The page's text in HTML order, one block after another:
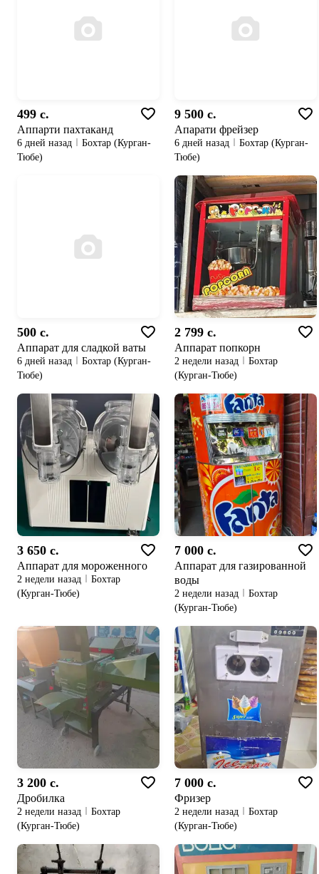
499 c.
Аппарти пахтаканд
6 дней назад
Бохтар (Курган-
Тюбе)
9 500 c.
Апарати фрейзер
6 дней назад
Бохтар (Курган-
Тюбе)
500 c.
Аппарат для сладкой ваты
6 дней назад
Бохтар (Курган-
Тюбе)
2 799 c.
Аппарат попкорн
2 недели назад
Бохтар
(Курган-Тюбе)
3 650 c.
Аппарат для мороженного
2 недели назад
Бохтар
(Курган-Тюбе)
7 000 c.
Аппарат для газированной
воды
2 недели назад
Бохтар
(Курган-Тюбе)
3 200 c.
Дробилка
2 недели назад
Бохтар
(Курган-Тюбе)
7 000 c.
Фризер
2 недели назад
Бохтар
(Курган-Тюбе)